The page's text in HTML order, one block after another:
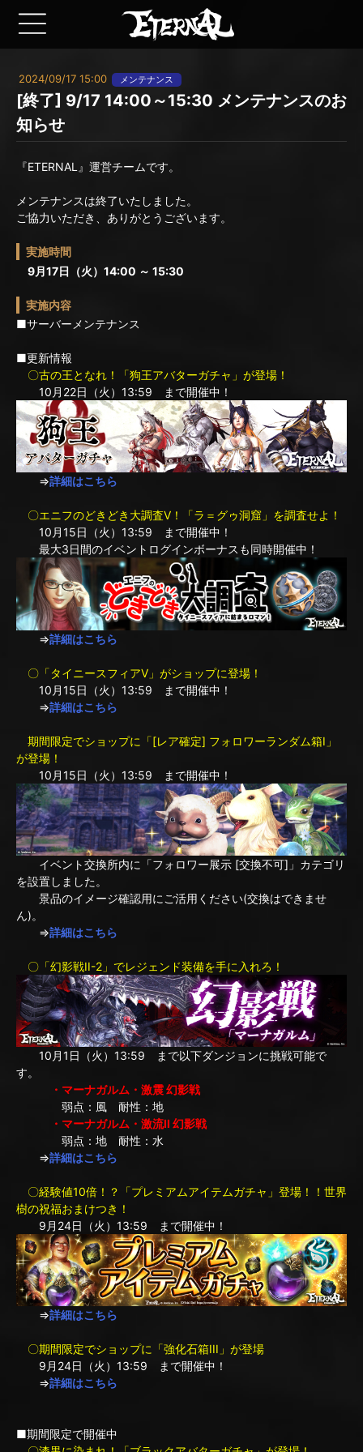
2024/09/17 15:00 メンテナンス
[終了] 9/17 14:00～15:30 メンテナンスのお
知らせ
『ETERNAL』運営チームです。
メンテナンスは終了いたしました。
ご協力いただき、ありがとうございます。
実施時間
9月17日（火）14:00 ～ 15:30
実施内容
■サーバーメンテナンス
■更新情報
〇古の王となれ！「狗王アバターガチャ」が登場！
10月22日（火）13:59 まで開催中！
⇒詳細はこちら
〇エニフのどきどき大調査V！「ラ＝グゥ洞窟」を調査せよ！
10月15日（火）13:59 まで開催中！
最大3日間のイベントログインボーナスも同時開催中！
⇒詳細はこちら
〇「タイニースフィアV」がショップに登場！
10月15日（火）13:59 まで開催中！
⇒詳細はこちら
期間限定でショップに「[レア確定] フォロワーランダム箱I」
が登場！
10月15日（火）13:59 まで開催中！
イベント交換所内に「フォロワー展示 [交換不可]」カテゴリ
を設置しました。
景品のイメージ確認用にご活用ください(交換はできませ
ん)。
⇒詳細はこちら
〇「幻影戦II-2」でレジェンド装備を手に入れろ！
10月1日（火）13:59 まで以下ダンジョンに挑戦可能で
す。
・マーナガルム・激震 幻影戦
弱点：風 耐性：地
・マーナガルム・激流II 幻影戦
弱点：地 耐性：水
⇒詳細はこちら
〇経験値10倍！？「プレミアムアイテムガチャ」登場！！世界
樹の祝福おまけつき！
9月24日（火）13:59 まで開催中！
⇒詳細はこちら
〇期間限定でショップに「強化石箱III」が登場
9月24日（火）13:59 まで開催中！
⇒詳細はこちら
■期間限定で開催中